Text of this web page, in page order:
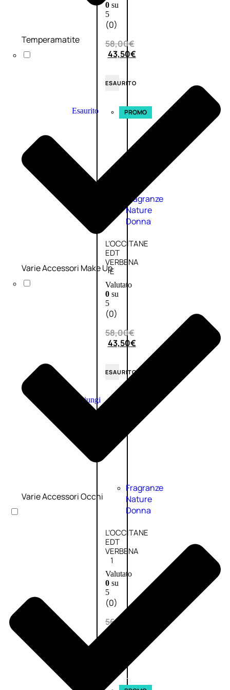
0su
5
(0)
58,00€
43,50€
ESAURITO
Esaurito PROMO
Fragranze
Nature
Donna
L’OCCITANE
EDT
VERBENA
E
Valutato
0su
5
(0)
58,00€
43,50€
ESAURITO
Aggiungi
Fragranze
Nature
Donna
L’OCCITANE
EDT
VERBENA
1
Valutato
0su
5
(0)
56,00
AGGIUNGI
CARRELLO
Temperamatite
Varie Accessori Make Up
Varie Accessori Occhi